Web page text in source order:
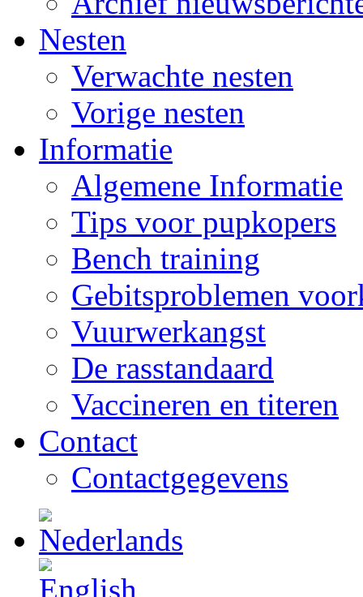
Nesten
Verwachte nesten
Vorige nesten
Informatie
Algemene Informatie
Tips voor pupkopers
Bench training
Gebitsproblemen
Vuurwerkangst
De rasstandaard
Vaccineren en titeren
Contact
Contactgegevens